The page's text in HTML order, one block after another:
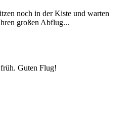
noch in der Kiste und warten
großen Abflug...
Guten Flug!